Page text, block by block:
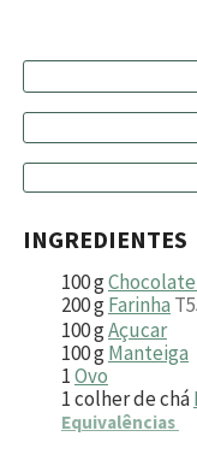
INGREDIENTES
100g
200gFarinha
100gAçucar
100gManteiga
1Ovo
1colher de chá
Equivalências